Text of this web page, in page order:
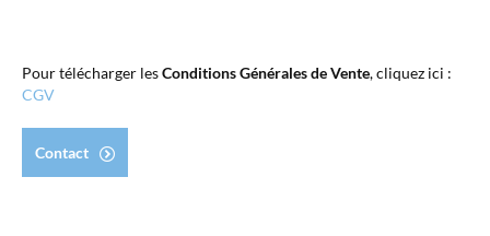
Pour télécharger lesConditions Générales de Vente, cliquez ici :
CGV
Contact